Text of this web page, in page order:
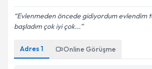
Evlenmeden öncede gidiyordum evlendim
başladım çok iyi çok...
Adres 1 Online Görüşme